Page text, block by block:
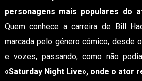
personagens mais populares do
Quem conhece a carreira de Bill
marcada pelo género cómico, desde
e vozes, passando, como não
«Saturday Night Live», onde o ator